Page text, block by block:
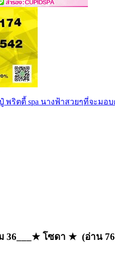
พริตตี้ spa นางฟ้าสวยๆที่จะม
36___★ โซดา ★ (อ่าน